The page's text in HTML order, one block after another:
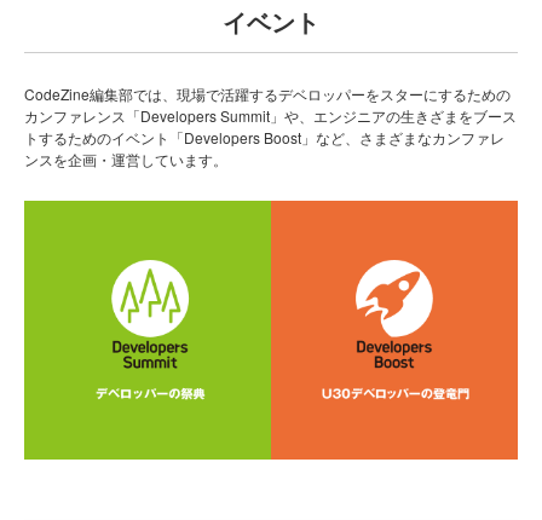
イベント
CodeZine編集部では、現場で活躍するデベロッパーをスターにするための
カンファレンス「Developers Summit」や、エンジニアの生きざまをブース
トするためのイベント「Developers Boost」など、さまざまなカンファレ
ンスを企画・運営しています。